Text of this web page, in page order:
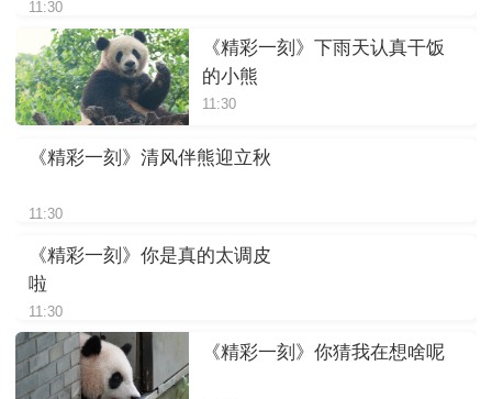
11:30
《精彩一刻》下雨天认真干饭
的小熊
11:30
《精彩一刻》清风伴熊迎立秋
11:30
《精彩一刻》你是真的太调皮
啦
11:30
《精彩一刻》你猜我在想啥呢